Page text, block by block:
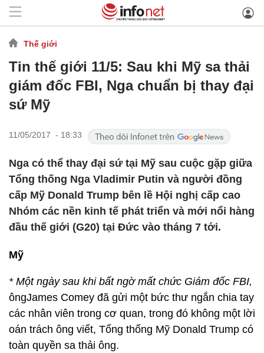
Thế giới
Tin thế giới 11/5: Sau khi Mỹ sa thải
giám đốc FBI, Nga chuẩn bị thay đại
sứ Mỹ
11/05/2017 - 18:33
Nga có thể thay đại sứ tại Mỹ sau cuộc gặp giữa
Tổng thống Nga Vladimir Putin và người đồng
cấp Mỹ Donald Trump bên lề Hội nghị cấp cao
Nhóm các nền kinh tế phát triển và mới nổi hàng
đầu thế giới (G20) tại Đức vào tháng 7 tới.
Mỹ
* Một ngày sau khi bất ngờ mất chức Giám đốc FBI,
ôngJames Comey đã gửi một bức thư ngắn chia tay
các nhân viên trong cơ quan, trong đó không một lời
oán trách ông viết, Tổng thống Mỹ Donald Trump có
toàn quyền sa thải ông.